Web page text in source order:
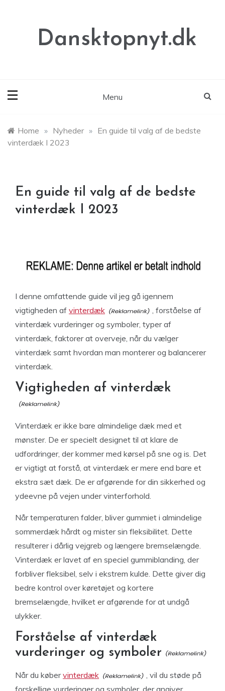
Dansktopnyt.dk
Menu
Home » Nyheder » En guide til valg af de bedste
vinterdæk I 2023
En guide til valg af de bedste
vinterdæk I 2023
I denne omfattende guide vil jeg gå igennem
vigtigheden af vinterdæk
, forståelse af
vinterdæk vurderinger og symboler, typer af
vinterdæk, faktorer at overveje, når du vælger
vinterdæk samt hvordan man monterer og balancerer
vinterdæk.
Vigtigheden af vinterdæk
Vinterdæk er ikke bare almindelige dæk med et
mønster. De er specielt designet til at klare de
udfordringer, der kommer med kørsel på sne og is. Det
er vigtigt at forstå, at vinterdæk er mere end bare et
ekstra sæt dæk. De er afgørende for din sikkerhed og
ydeevne på vejen under vinterforhold.
Når temperaturen falder, bliver gummiet i almindelige
sommerdæk hårdt og mister sin fleksibilitet. Dette
resulterer i dårlig vejgreb og længere bremselængde.
Vinterdæk er lavet af en speciel gummiblanding, der
forbliver fleksibel, selv i ekstrem kulde. Dette giver dig
bedre kontrol over køretøjet og kortere
bremselængde, hvilket er afgørende for at undgå
ulykker.
Forståelse af vinterdæk
vurderinger og symboler
Når du købervinterdæk
, vil du støde på
forskellige vurderinger og symboler, der angiver